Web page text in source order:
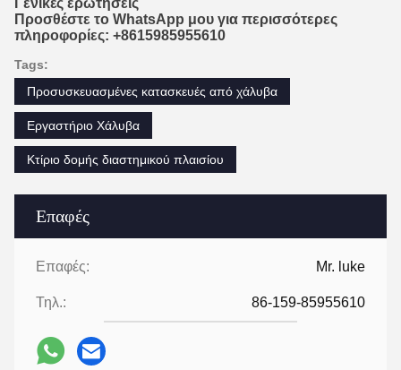
Επαφές
Επαφές: Mr. luke
Τηλ.: 86-159-85955610
Γενικές ερωτήσεις
Προσθέστε το WhatsApp μου για περισσότερες
πληροφορίες: +8615985955610
Tags:
Προσυσκευασμένες κατασκευές από χάλυβα
Εργαστήριο Χάλυβα
Κτίριο δομής διαστημικού πλαισίου